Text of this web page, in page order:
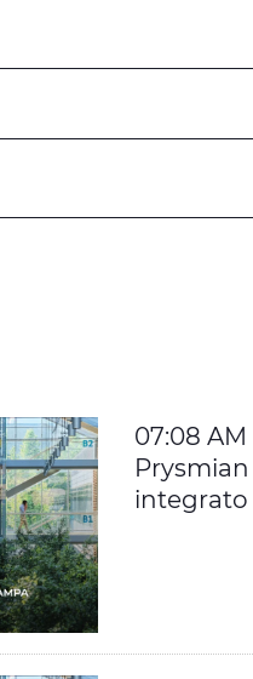
07:08
integrato